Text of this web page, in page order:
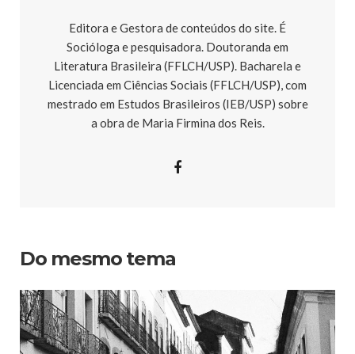
Editora e Gestora de conteúdos do site. É
Socióloga e pesquisadora. Doutoranda em
Literatura Brasileira (FFLCH/USP). Bacharela e
Licenciada em Ciências Sociais (FFLCH/USP), com
mestrado em Estudos Brasileiros (IEB/USP) sobre
a obra de Maria Firmina dos Reis.
Do mesmo tema